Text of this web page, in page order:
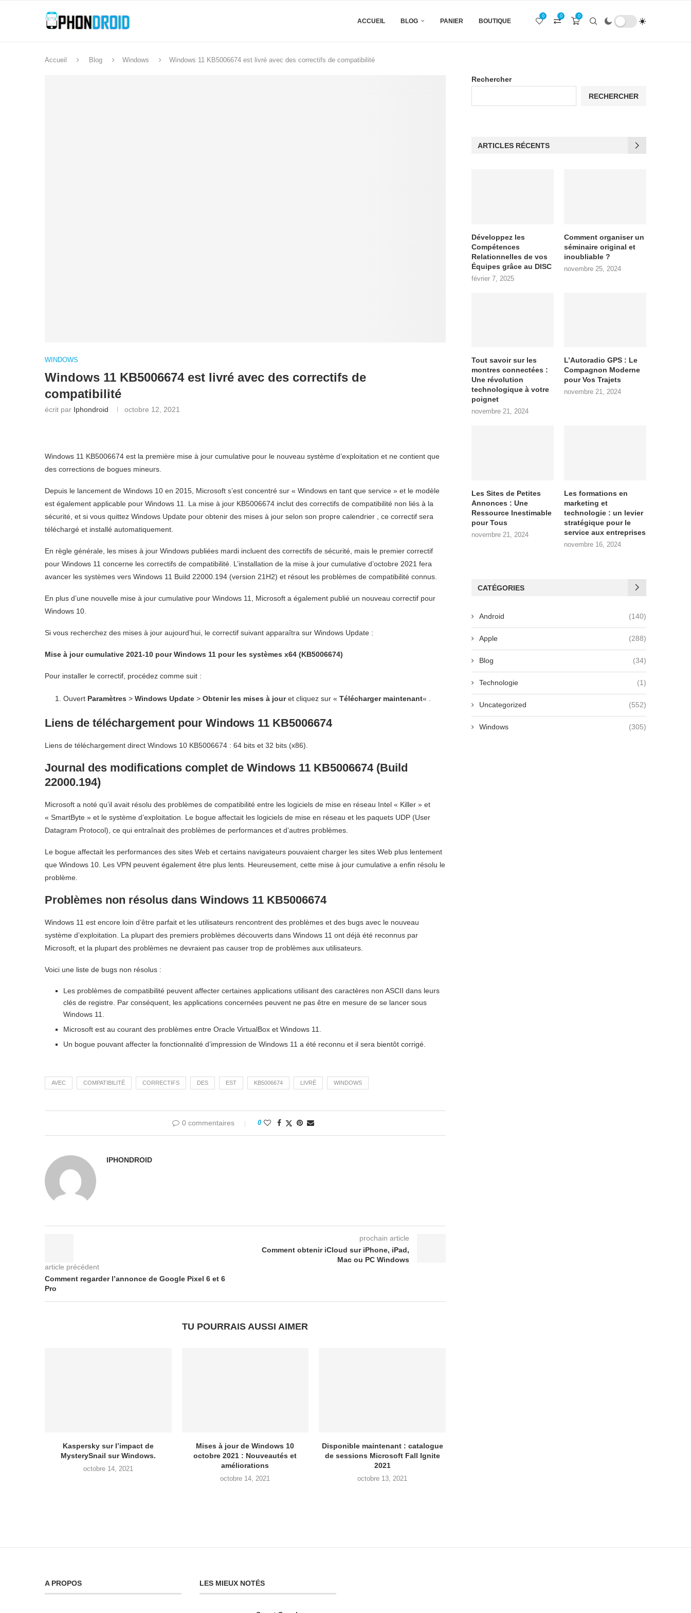
ACCUEIL BLOG PANIER BOUTIQUE
0
0
0
Accueil Blog Windows Windows 11 KB5006674 est livré avec des correctifs de compatibilité
WINDOWS
Windows 11 KB5006674 est livré avec des correctifs de
compatibilité
écrit par Iphondroid octobre 12, 2021
Windows 11 KB5006674 est la première mise à jour cumulative pour le nouveau système d’exploitation et ne contient que
des corrections de bogues mineurs.
Depuis le lancement de Windows 10 en 2015, Microsoft s’est concentré sur « Windows en tant que service » et le modèle
est également applicable pour Windows 11. La mise à jour KB5006674 inclut des correctifs de compatibilité non liés à la
sécurité, et si vous quittez Windows Update pour obtenir des mises à jour selon son propre calendrier , ce correctif sera
téléchargé et installé automatiquement.
En règle générale, les mises à jour Windows publiées mardi incluent des correctifs de sécurité, mais le premier correctif
pour Windows 11 concerne les correctifs de compatibilité. L’installation de la mise à jour cumulative d’octobre 2021 fera
avancer les systèmes vers Windows 11 Build 22000.194 (version 21H2) et résout les problèmes de compatibilité connus.
En plus d’une nouvelle mise à jour cumulative pour Windows 11, Microsoft a également publié un nouveau correctif pour
Windows 10.
Si vous recherchez des mises à jour aujourd’hui, le correctif suivant apparaîtra sur Windows Update :
Mise à jour cumulative 2021-10 pour Windows 11 pour les systèmes x64 (KB5006674)
Pour installer le correctif, procédez comme suit :
Ouvert Paramètres > Windows Update > Obtenir les mises à jouret cliquez sur « Télécharger maintenant« .
Liens de téléchargement pour Windows 11 KB5006674
Liens de téléchargement direct Windows 10 KB5006674 : 64 bits et 32 ​​bits (x86).
Journal des modifications complet de Windows 11 KB5006674 (Build
22000.194)
Microsoft a noté qu’il avait résolu des problèmes de compatibilité entre les logiciels de mise en réseau Intel « Killer » et
« SmartByte » et le système d’exploitation. Le bogue affectait les logiciels de mise en réseau et les paquets UDP (User
Datagram Protocol), ce qui entraînait des problèmes de performances et d’autres problèmes.
Le bogue affectait les performances des sites Web et certains navigateurs pouvaient charger les sites Web plus lentement
que Windows 10. Les VPN peuvent également être plus lents. Heureusement, cette mise à jour cumulative a enfin résolu le
problème.
Problèmes non résolus dans Windows 11 KB5006674
Windows 11 est encore loin d’être parfait et les utilisateurs rencontrent des problèmes et des bugs avec le nouveau
système d’exploitation. La plupart des premiers problèmes découverts dans Windows 11 ont déjà été reconnus par
Microsoft, et la plupart des problèmes ne devraient pas causer trop de problèmes aux utilisateurs.
Voici une liste de bugs non résolus :
Les problèmes de compatibilité peuvent affecter certaines applications utilisant des caractères non ASCII dans leurs
clés de registre. Par conséquent, les applications concernées peuvent ne pas être en mesure de se lancer sous
Windows 11.
Microsoft est au courant des problèmes entre Oracle VirtualBox et Windows 11.
Un bogue pouvant affecter la fonctionnalité d’impression de Windows 11 a été reconnu et il sera bientôt corrigé.
AVEC COMPATIBILITÉ CORRECTIFS DES EST KB5006674 LIVRÉ WINDOWS
0 commentaires 0
IPHONDROID
article précédent
Comment regarder l’annonce de Google Pixel 6 et 6
Pro
prochain article
Comment obtenir iCloud sur iPhone, iPad,
Mac ou PC Windows
TU POURRAIS AUSSI AIMER
Kaspersky sur l’impact de
MysterySnail sur Windows.
octobre 14, 2021
Mises à jour de Windows 10
octobre 2021 : Nouveautés et
améliorations
octobre 14, 2021
Disponible maintenant : catalogue
de sessions Microsoft Fall Ignite
2021
octobre 13, 2021
Rechercher
RECHERCHER
ARTICLES RÉCENTS
Développez les
Compétences
Relationnelles de vos
Équipes grâce au DISC
février 7, 2025
Comment organiser un
séminaire original et
inoubliable ?
novembre 25, 2024
Tout savoir sur les
montres connectées :
Une révolution
technologique à votre
poignet
novembre 21, 2024
L’Autoradio GPS : Le
Compagnon Moderne
pour Vos Trajets
novembre 21, 2024
Les Sites de Petites
Annonces : Une
Ressource Inestimable
pour Tous
novembre 21, 2024
Les formations en
marketing et
technologie : un levier
stratégique pour le
service aux entreprises
novembre 16, 2024
CATÉGORIES
Android (140)
Apple (288)
Blog (34)
Technologie (1)
Uncategorized (552)
Windows (305)
A PROPOS LES MIEUX NOTÉS